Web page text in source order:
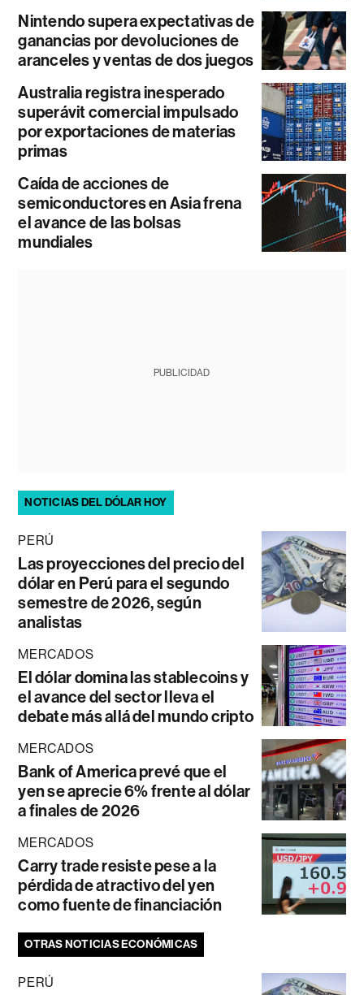
Nintendo supera expectativas de
ganancias por devoluciones de
aranceles y ventas de dos juegos
Australia registra inesperado
superávit comercial impulsado
por exportaciones de materias
primas
Caída de acciones de
semiconductores en Asia frena
el avance de las bolsas
mundiales
PUBLICIDAD
NOTICIAS DEL DÓLAR HOY
PERÚ
Las proyecciones del precio del
dólar en Perú para el segundo
semestre de 2026, según
analistas
MERCADOS
El dólar domina las stablecoins y
el avance del sector lleva el
debate más allá del mundo cripto
MERCADOS
Bank of America prevé que el
yen se aprecie 6% frente al dólar
a finales de 2026
MERCADOS
Carry trade resiste pese a la
pérdida de atractivo del yen
como fuente de financiación
OTRAS NOTICIAS ECONÓMICAS
PERÚ